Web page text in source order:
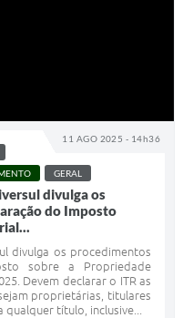
11 AGO 2025 - 14h36
GERAL
divulga os
do Imposto
divulga os procedimentos
sobre a Propriedade
Devem declarar o ITR as
proprietárias, titulares
título, inclusive...